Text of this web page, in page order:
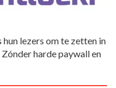
lezers om te zetten in
harde paywall en